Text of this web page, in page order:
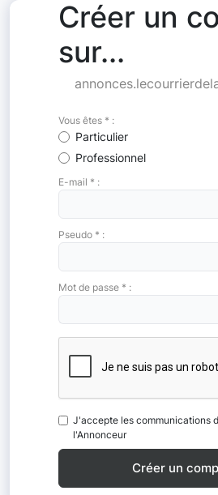
Créer un
sur...
Vous êtes * :
Particulier
Professionnel
E-mail * :
Pseudo * :
Mot de passe * :
J'accepte les communications
l'Annonceur